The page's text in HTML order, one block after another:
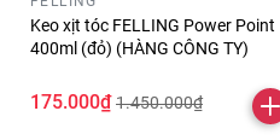
Keo xịt tóc FELLING Power Point
400ml (đỏ) (HÀNG CÔNG TY)
175.000₫ 1.450.000₫